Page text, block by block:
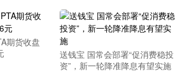
期货收盘
送钱宝 国常会部署“促消费稳投
资”，新一轮降准降息有望实施